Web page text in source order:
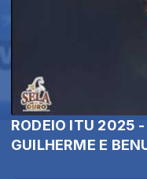
RODEIO ITU 2025
GUILHERME E